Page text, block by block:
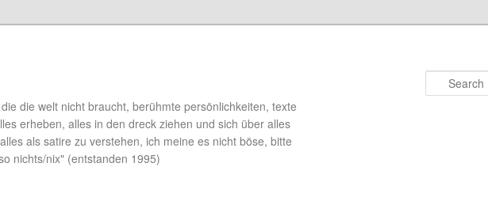
die welt nicht braucht, berühmte persönlichkeiten, texte
erheben, alles in den dreck ziehen und sich über alles
als satire zu verstehen, ich meine es nicht böse, bitte
nichts/nix" (entstanden 1995)